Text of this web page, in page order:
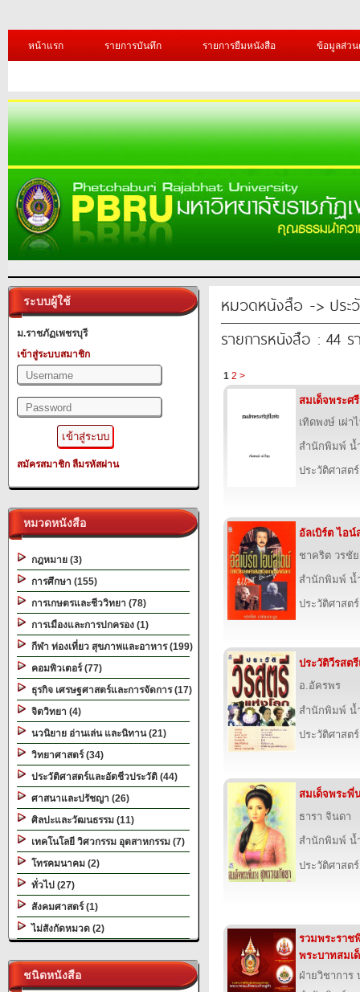
หน้าแรก รายการบันทึก รายการยืมหนังสือ ข้อมูลส่ว
ระบบผู้ใช้
ม.ราชภัฏเพชรบุรี
เข้าสู่ระบบสมาชิก
สมัครสมาชิก ลืมรหัสผ่าน
หมวดหนังสือ
กฎหมาย (3)
การศึกษา (155)
การเกษตรและชีววิทยา (78)
การเมืองและการปกครอง (1)
กีฬา ท่องเที่ยว สุขภาพและอาหาร (199)
คอมพิวเตอร์ (77)
ธุรกิจ เศรษฐศาสตร์และการจัดการ (17)
จิตวิทยา (4)
นวนิยาย อ่านเล่น และนิทาน (21)
วิทยาศาสตร์ (34)
ประวัติศาสตร์และอัตชีวประวัติ (44)
ศาสนาและปรัชญา (26)
ศิลปะและวัฒนธรรม (11)
เทคโนโลยี วิศวกรรม อุตสาหกรรม (7)
โทรคมนาคม (2)
ทั่วไป (27)
สังคมศาสตร์ (1)
ไม่สังกัดหมวด (2)
ชนิดหนังสือ
หมวดหนังสือ -> ประ
รายการหนังสือ : 44 ร
1 2 >
สมเด็จพระศ
เทิดพงษ์ เผ่า
สำนักพิมพ์ น้
ประวัติศาสต
อัลเบิร์ต ไอน์
ชาคริต วรชั
สำนักพิมพ์ น้
ประวัติศาสต
ประวัติวีรสต
อ.อัครพร
สำนักพิมพ์ น้
ประวัติศาสต
สมเด็จพระพี่
ธารา จินดา
สำนักพิมพ์ น้
ประวัติศาสต
รวมพระราช
พระบาทสมเ
ฝ่ายวิชาการ